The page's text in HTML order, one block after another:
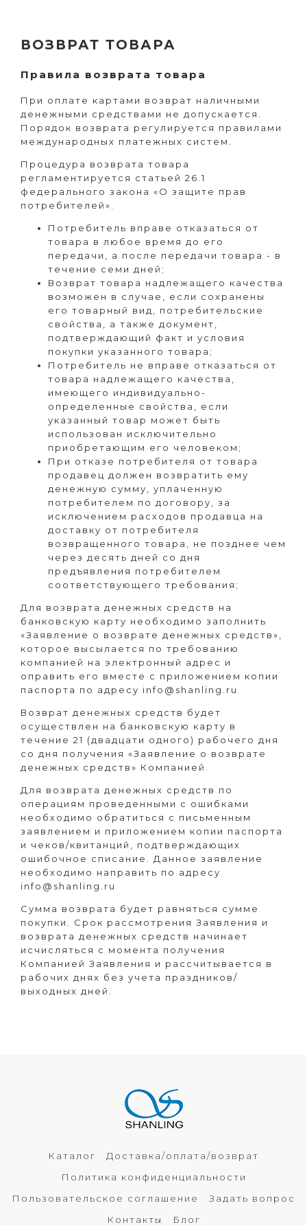
ВОЗВРАТ ТОВАРА
Правила возврата товара
При оплате картами возврат наличными
денежными средствами не допускается.
Порядок возврата регулируется правилами
международных платежных систем.
Процедура возврата товара
регламентируется статьей 26.1
федерального закона «О защите прав
потребителей».
Потребитель вправе отказаться от
товара в любое время до его
передачи, а после передачи товара - в
течение семи дней;
Возврат товара надлежащего качества
возможен в случае, если сохранены
его товарный вид, потребительские
свойства, а также документ,
подтверждающий факт и условия
покупки указанного товара;
Потребитель не вправе отказаться от
товара надлежащего качества,
имеющего индивидуально-
определенные свойства, если
указанный товар может быть
использован исключительно
приобретающим его человеком;
При отказе потребителя от товара
продавец должен возвратить ему
денежную сумму, уплаченную
потребителем по договору, за
исключением расходов продавца на
доставку от потребителя
возвращенного товара, не позднее чем
через десять дней со дня
предъявления потребителем
соответствующего требования;
Для возврата денежных средств на
банковскую карту необходимо заполнить
«Заявление о возврате денежных средств»,
которое высылается по требованию
компанией на электронный адрес и
оправить его вместе с приложением копии
паспорта по адресу info@shanling.ru
Возврат денежных средств будет
осуществлен на банковскую карту в
течение 21 (двадцати одного) рабочего дня
со дня получения «Заявление о возврате
денежных средств» Компанией.
Для возврата денежных средств по
операциям проведенными с ошибками
необходимо обратиться с письменным
заявлением и приложением копии паспорта
и чеков/квитанций, подтверждающих
ошибочное списание. Данное заявление
необходимо направить по адресу
info@shanling.ru
Сумма возврата будет равняться сумме
покупки. Срок рассмотрения Заявления и
возврата денежных средств начинает
исчисляться с момента получения
Компанией Заявления и рассчитывается в
рабочих днях без учета праздников/
выходных дней.
Каталог
Доставка/оплата/возврат
Политика конфиденциальности
Пользовательское соглашение
Задать вопрос
Контакты
Блог